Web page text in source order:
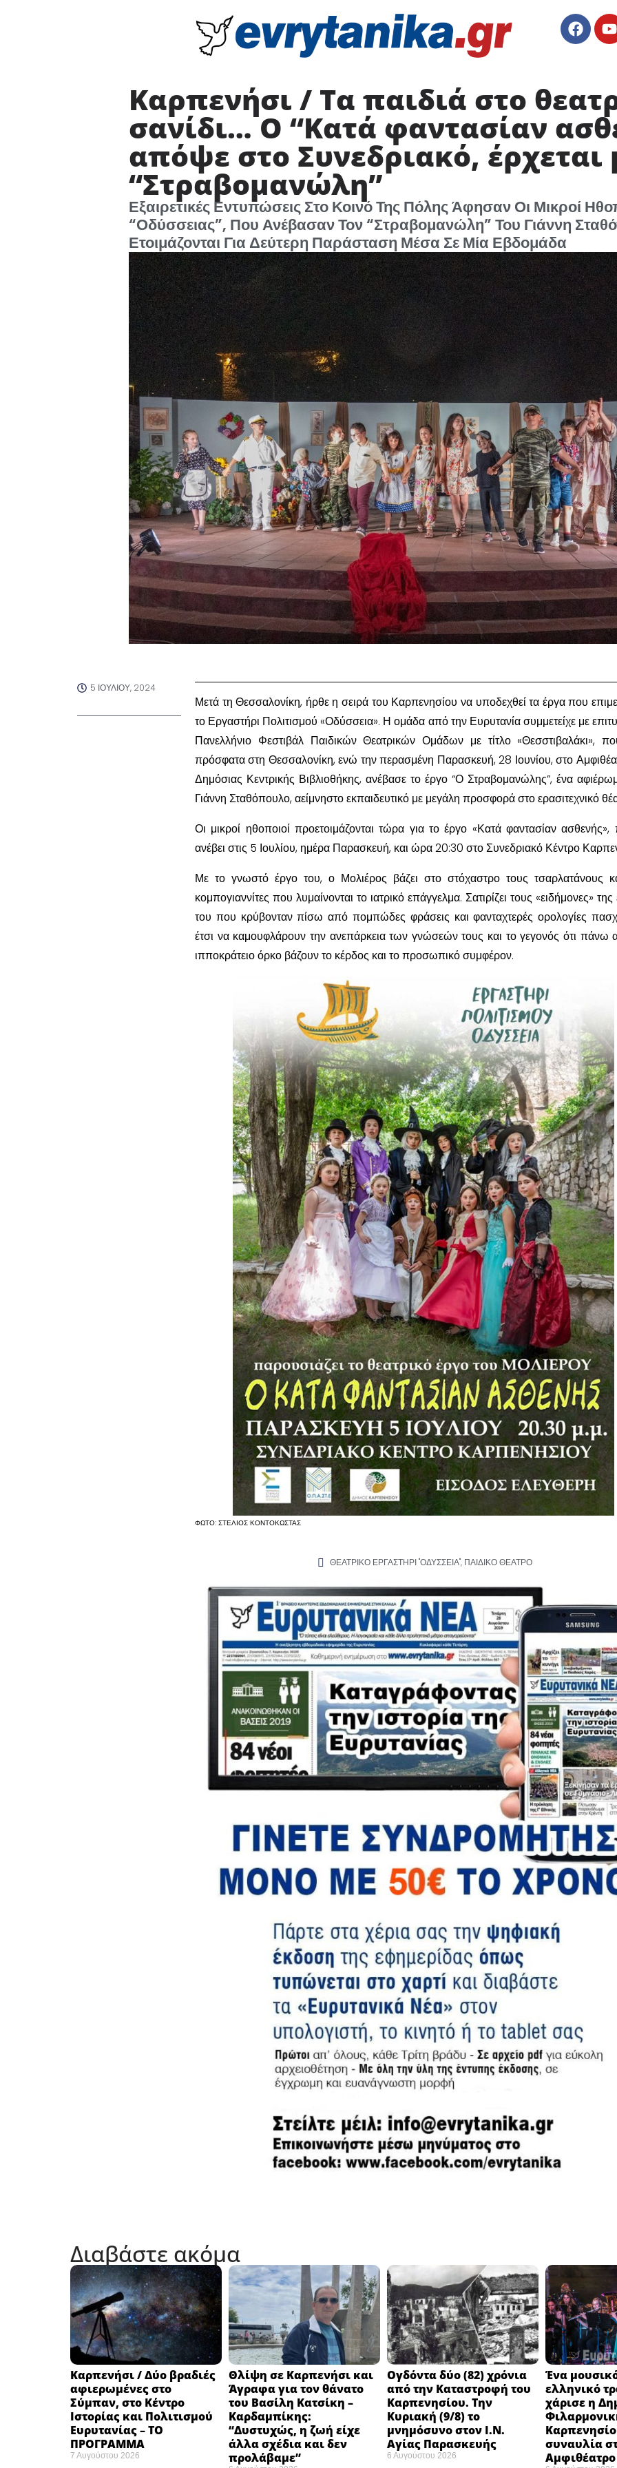
Καρπενήσι / Τα παιδιά στο
σανίδι… Ο “Κατά φαντασίαν
απόψε στο Συνεδριακό, έρχεται
“Στραβομανώλη”
Εξαιρετικές Εντυπώσεις Στο Κοινό Της Πόλης Άφησαν Οι Μικροί
“Οδύσσειας”, Που Ανέβασαν Τον “Στραβομανώλη” Του Γιάννη
Ετοιμάζονται Για Δεύτερη Παράσταση Μέσα Σε Μία Εβδομάδα
5 ΙΟΥΛΊΟΥ, 2024
Μετά τη Θεσσαλονίκη, ήρθε η σειρά του Καρπενησίου να υποδεχθεί τα έργα που
το Εργαστήρι Πολιτισμού «Οδύσσεια». Η ομάδα από την Ευρυτανία συμμετείχε με
Πανελλήνιο Φεστιβάλ Παιδικών Θεατρικών Ομάδων με τίτλο «Θεσστιβαλάκι»,
πρόσφατα στη Θεσσαλονίκη, ενώ την περασμένη Παρασκευή, 28 Ιουνίου, στο
Δημόσιας Κεντρικής Βιβλιοθήκης, ανέβασε το έργο “Ο Στραβομανώλης”, ένα
Γιάννη Σταθόπουλο, αείμνηστο εκπαιδευτικό με μεγάλη προσφορά στο ερασιτεχνικό
Οι μικροί ηθοποιοί προετοιμάζονται τώρα για το έργο «Κατά φαντασίαν
ανέβει στις 5 Ιουλίου, ημέρα Παρασκευή, και ώρα 20:30 στο Συνεδριακό Κέντρο
Με το γνωστό έργο του, ο Μολιέρος βάζει στο στόχαστρο τους τσαρλατάνους
κομπογιαννίτες που λυμαίνονται το ιατρικό επάγγελμα. Σατιρίζει τους «ειδήμονες»
του που κρύβονταν πίσω από πομπώδες φράσεις και φανταχτερές ορολογίες
έτσι να καμουφλάρουν την ανεπάρκεια των γνώσεών τους και το γεγονός ότι πάνω
ιπποκράτειο όρκο βάζουν το κέρδος και το προσωπικό συμφέρον.
ΦΩΤΟ: ΣΤΕΛΙΟΣ ΚΟΝΤΟΚΩΣΤΑΣ
ΘΕΑΤΡΙΚΟ ΕΡΓΑΣΤΗΡΙ "ΟΔΥΣΣΕΙΑ", ΠΑΙΔΙΚΟ ΘΕΑΤΡΟ
Διαβάστε ακόμα
Καρπενήσι / Δύο βραδιές
αφιερωμένες στο
Σύμπαν, στο Κέντρο
Ιστορίας και Πολιτισμού
Ευρυτανίας – ΤΟ
ΠΡΟΓΡΑΜΜΑ
7 Αυγούστου 2026
Θλίψη σε Καρπενήσι και
Άγραφα για τον θάνατο
του Βασίλη Κατσίκη –
Καρδαμπίκης:
“Δυστυχώς, η ζωή είχε
άλλα σχέδια και δεν
προλάβαμε”
Ογδόντα δύο (82) χρόνια
από την Καταστροφή του
Καρπενησίου. Την
Κυριακή (9/8) το
μνημόσυνο στον Ι.Ν.
Αγίας Παρασκευής
6 Αυγούστου 2026
Ένα
ελληνικό
χάρισε η
συναυλία